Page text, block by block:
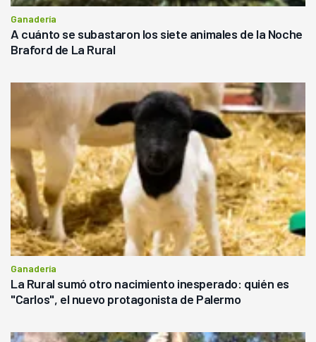
Ganadería
A cuánto se subastaron los siete animales de la Noche
Braford de La Rural
Ganadería
La Rural sumó otro nacimiento inesperado: quién es
"Carlos", el nuevo protagonista de Palermo